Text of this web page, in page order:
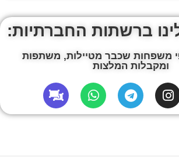
ברשתות החברתיות:
משפחות שכבר מטיילות, משתפות
ומקבלות המלצות